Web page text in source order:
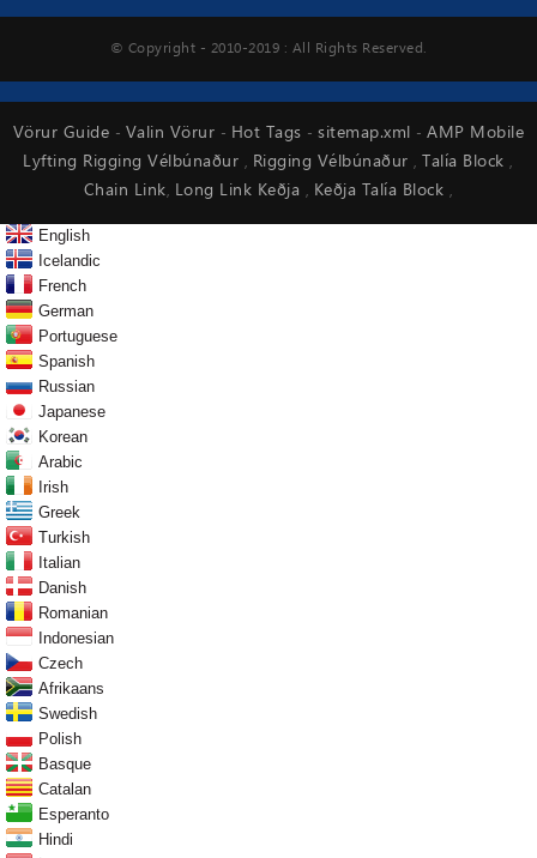
© Copyright - 2010-2019 : All Rights Reserved.
Vörur Guide - Valin Vörur - Hot Tags -sitemap.xml -AMP Mobile
Lyfting Rigging Vélbúnaður , Rigging Vélbúnaður,Talía Block,
Chain Link, Long Link Keðja , Keðja Talía Block ,
English
Icelandic
French
German
Portuguese
Spanish
Russian
Japanese
Korean
Arabic
Irish
Greek
Turkish
Italian
Danish
Romanian
Indonesian
Czech
Afrikaans
Swedish
Polish
Basque
Catalan
Esperanto
Hindi